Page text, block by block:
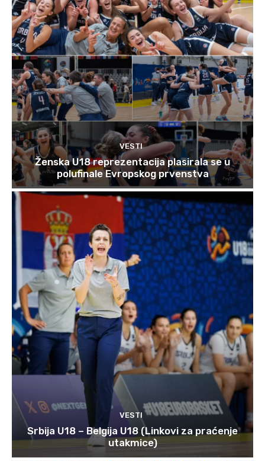
VESTI
Ženska U18 reprezentacija plasirala se u
polufinale Evropskog prvenstva
VESTI
Srbija U18 – Belgija U18 (Linkovi za praćenje
utakmice)